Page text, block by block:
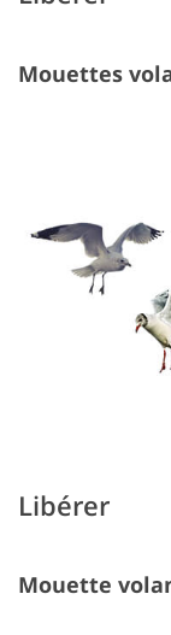
Libérer
Mouette